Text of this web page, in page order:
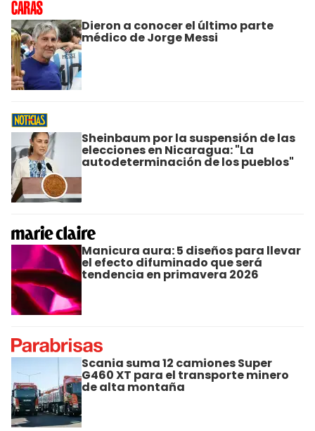
Dieron a conocer el último parte
médico de Jorge Messi
Sheinbaum por la suspensión de las
elecciones en Nicaragua: "La
autodeterminación de los pueblos"
Manicura aura: 5 diseños para llevar
el efecto difuminado que será
tendencia en primavera 2026
Scania suma 12 camiones Super
G460 XT para el transporte minero
de alta montaña